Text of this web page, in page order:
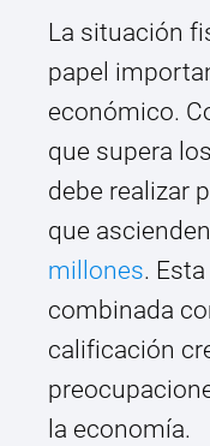
La situación
papel
económico.
que supera los
debe realizar
que
millones.
combinada
calificación
la economía.